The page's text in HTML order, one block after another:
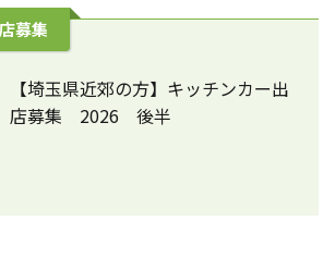
募集
【埼玉県近郊の方】キッチンカー出
店募集 2026 後半